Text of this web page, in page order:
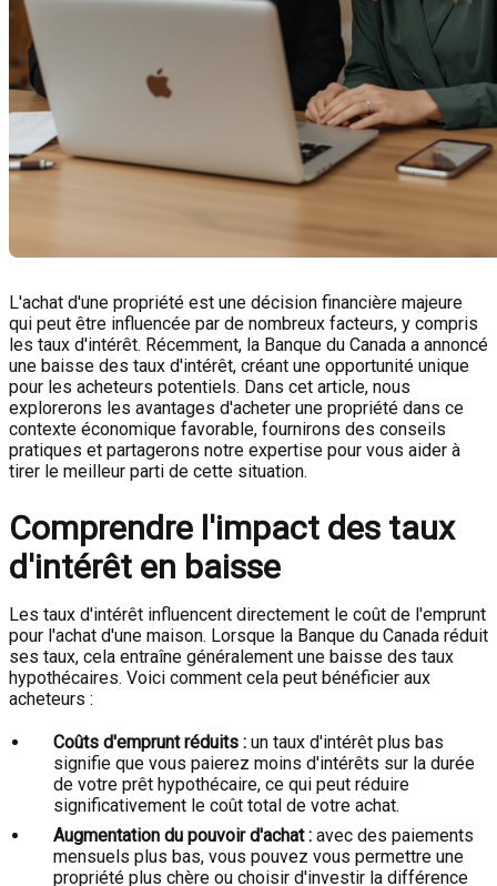
L'achat d'une propriété est une décision financière majeure
qui peut être influencée par de nombreux facteurs, y compris
les taux d'intérêt. Récemment, la Banque du Canada a annoncé
une baisse des taux d'intérêt, créant une opportunité unique
pour les acheteurs potentiels. Dans cet article, nous
explorerons les avantages d'acheter une propriété dans ce
contexte économique favorable, fournirons des conseils
pratiques et partagerons notre expertise pour vous aider à
tirer le meilleur parti de cette situation.
Comprendre l'impact des taux
d'intérêt en baisse
Les taux d'intérêt influencent directement le coût de l'emprunt
pour l'achat d'une maison. Lorsque la Banque du Canada réduit
ses taux, cela entraîne généralement une baisse des taux
hypothécaires. Voici comment cela peut bénéficier aux
acheteurs :
Coûts d'emprunt réduits : un taux d'intérêt plus bas
signifie que vous paierez moins d'intérêts sur la durée
de votre prêt hypothécaire, ce qui peut réduire
significativement le coût total de votre achat.
Augmentation du pouvoir d'achat : avec des paiements
mensuels plus bas, vous pouvez vous permettre une
propriété plus chère ou choisir d'investir la différence